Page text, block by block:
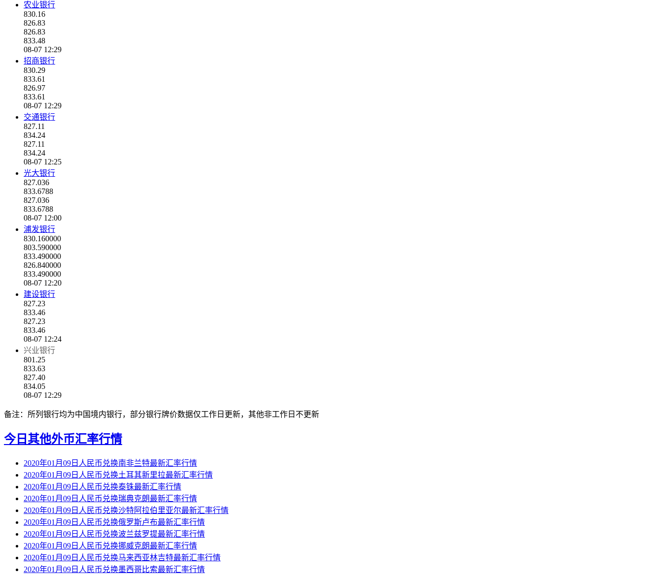
农业银行
830.16
826.83
826.83
833.48
08-07 12:29
招商银行
830.29
833.61
826.97
833.61
08-07 12:29
交通银行
827.11
834.24
827.11
834.24
08-07 12:25
光大银行
827.036
833.6788
827.036
833.6788
08-07 12:00
浦发银行
830.160000
803.590000
833.490000
826.840000
833.490000
08-07 12:20
建设银行
827.23
833.46
827.23
833.46
08-07 12:24
兴业银行
801.25
833.63
827.40
834.05
08-07 12:29
备注：所列银行均为中国境内银行，部分银行牌价数据仅工作日更新，其他非工作日不更新
今日其他外币汇率行情
2020年01月09日人民币兑换南非兰特最新汇率行情
2020年01月09日人民币兑换土耳其新里拉最新汇率行情
2020年01月09日人民币兑换泰铢最新汇率行情
2020年01月09日人民币兑换瑞典克朗最新汇率行情
2020年01月09日人民币兑换沙特阿拉伯里亚尔最新汇率行情
2020年01月09日人民币兑换俄罗斯卢布最新汇率行情
2020年01月09日人民币兑换波兰兹罗提最新汇率行情
2020年01月09日人民币兑换挪威克朗最新汇率行情
2020年01月09日人民币兑换马来西亚林吉特最新汇率行情
2020年01月09日人民币兑换墨西哥比索最新汇率行情